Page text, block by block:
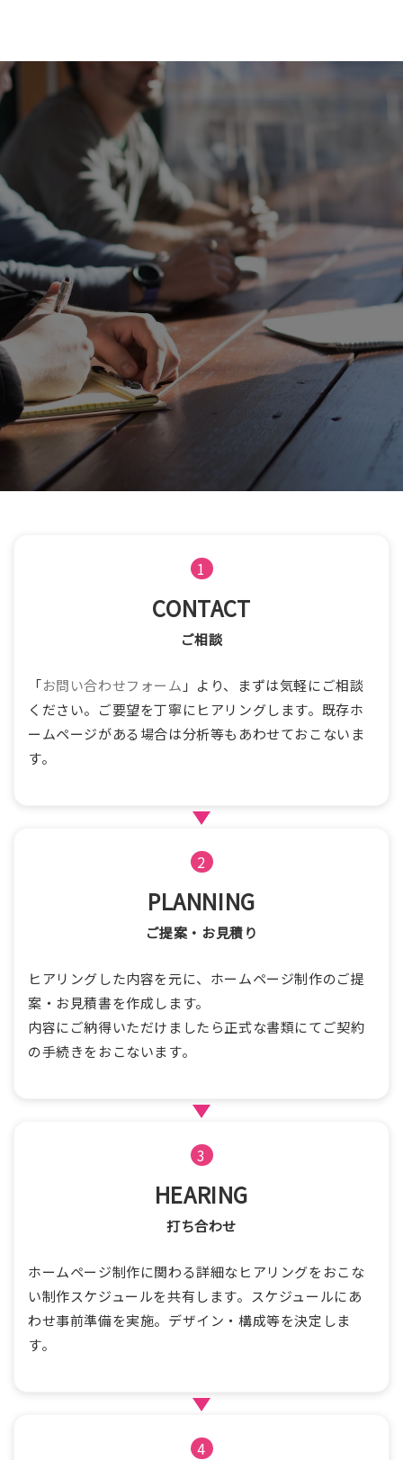
ページ制作の流れ
をしっかりと可視化し、ブランド力
ムページに。
ページ完成まで、わかりやすく丁寧
ートいたします。
1
CONTACT
ご相談
「お問い合わせフォーム 」より、まずは気軽にご相談
ください。ご要望を丁寧にヒアリングします。既存ホ
ームページがある場合は分析等もあわせておこないま
す。
2
PLANNING
ご提案・お見積り
ヒアリングした内容を元に、ホームページ制作のご提
案・お見積書を作成します。
内容にご納得いただけましたら正式な書類にてご契約
の手続きをおこないます。
3
HEARING
打ち合わせ
ホームページ制作に関わる詳細なヒアリングをおこな
い制作スケジュールを共有します。スケジュールにあ
わせ事前準備を実施。デザイン・構成等を決定しま
す。
4